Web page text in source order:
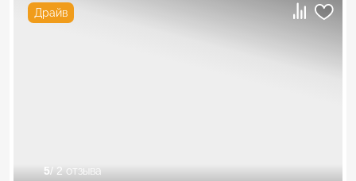
Драйв
5/ 2 отзыва